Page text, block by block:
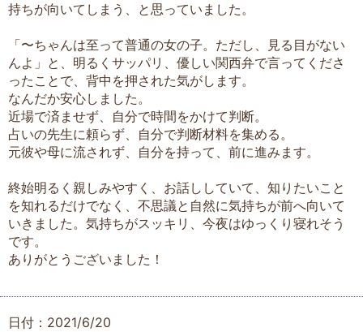
持ちが向いてしまう、と思っていました。
「〜ちゃんは至って普通の女の子。ただし、見る目がない
んよ」と、明るくサッパリ、優しい関西弁で言ってくださ
ったことで、背中を押された気がします。
なんだか安心しました。
近場で済ませず、自分で時間をかけて判断。
占いの先生に頼らず、自分で判断材料を集める。
元彼や母に流されず、自分を持って、前に進みます。
終始明るく親しみやすく、お話ししていて、知りたいこと
を知れるだけでなく、不思議と自然に気持ちが前へ向いて
いきました。気持ちがスッキリ、今夜はゆっくり寝れそう
です。
ありがとうございました！
日付：2021/6/20